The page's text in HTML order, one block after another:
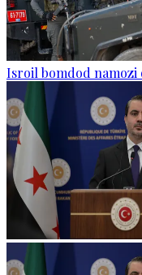
Isroil bomdod namozi